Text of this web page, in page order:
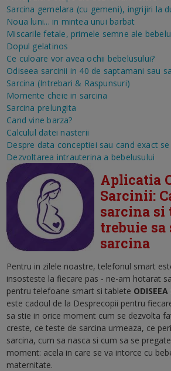
Sarcina gemelara (cu gemeni), ingrijiri la
Noua luni... in mintea unui barbat
Miscarile fetale, primele semne ale
Dopul gelatinos
Ce culoare vor avea ochii bebelusului?
Odiseea sarcinii in 40 de saptamani sau
Sarcina (Intrebari & Raspunsuri)
Momente cheie in sarcina
Sarcina prelungita
Cand vine barza?
Calculul datei nasterii
Despre data conceptiei sau cand exact
Dezvoltarea intrauterina a bebelusului
Aplicatia
Sarcinii:
sarcina si
trebuie sa
sarcina
Pentru in zilele noastre, telefonul smart
insosteste la fiecare pas - ne-am hotarat
pentru telefoane smart si tablete
este cadoul de la Desprecopii pentru
sa stie in orice moment cum se dezvolta
creste, ce teste de sarcina urmeaza, ce
sarcina, cum sa nasca si cum sa se
moment: acela in care se va intorce cu
maternitate.